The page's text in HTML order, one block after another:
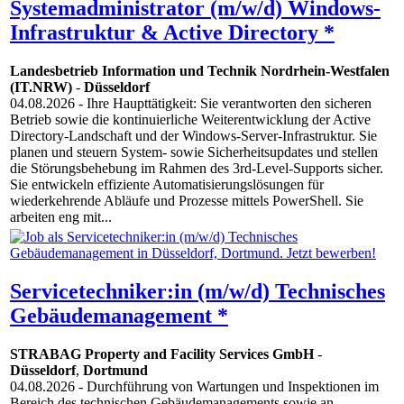
Systemadministrator (m/w/d) Windows-
Infrastruktur & Active Directory *
Landesbetrieb Information und Technik Nordrhein-Westfalen
(IT.NRW) - Düsseldorf
04.08.2026 - Ihre Haupttätigkeit: Sie verantworten den sicheren
Betrieb sowie die kontinuierliche Weiterentwicklung der Active
Directory-Landschaft und der Windows-Server-Infrastruktur. Sie
planen und steuern System- sowie Sicherheitsupdates und stellen
die Störungsbehebung im Rahmen des 3rd-Level-Supports sicher.
Sie entwickeln effiziente Automatisierungslösungen für
wiederkehrende Abläufe und Prozesse mittels PowerShell. Sie
arbeiten eng mit...
Servicetechniker:in (m/w/d) Technisches
Gebäudemanagement *
STRABAG Property and Facility Services GmbH-
Düsseldorf, Dortmund
04.08.2026 - Durchführung von Wartungen und Inspektionen im